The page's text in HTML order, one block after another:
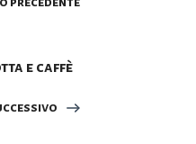
e caffè